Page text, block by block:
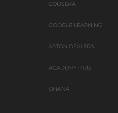
COUSERA
GOOGLE LEARNING
ASTON DEALERS
ACADEMY HUB
OHANA